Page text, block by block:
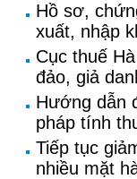
Hồ sơ,
xuất, nhập
Cục thuế
đảo, giả
Hướng dẫn
pháp tính
Tiếp tục
nhiều mặt